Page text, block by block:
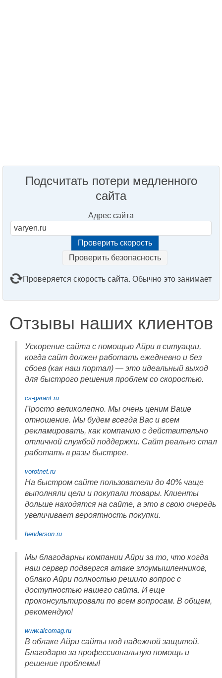
Подсчитать потери медленного
сайта
Адрес сайта
Проверить безопасность
Проверяется скорость сайта. Обычно это занимает
Отзывы наших клиентов
Ускорение сайта с помощью Айри в ситуации,
когда сайт должен работать ежедневно и без
сбоев (как наш портал) — это идеальный выход
для быстрого решения проблем со скоростью.
cs-garant.ru
Просто великолепно. Мы очень ценим Ваше
отношение. Мы будем всегда Вас и всем
рекламировать, как компанию с действительно
отличной службой поддержки. Сайт реально стал
работать в разы быстрее.
vorotnet.ru
На быстром сайте пользователи до 40% чаще
выполняли цели и покупали товары. Клиенты
дольше находятся на сайте, а это в свою очередь
увеличивает вероятность покупки.
henderson.ru
Мы благодарны компании Айри за то, что когда
наш сервер подвергся атаке злоумышленников,
облако Айри полностью решило вопрос с
доступностью нашего сайта. И еще
проконсультировали по всем вопросам. В общем,
рекомендую!
www.alcomag.ru
В облаке Айри сайты под надежной защитой.
Благодарю за профессиональную помощь и
решение проблемы!